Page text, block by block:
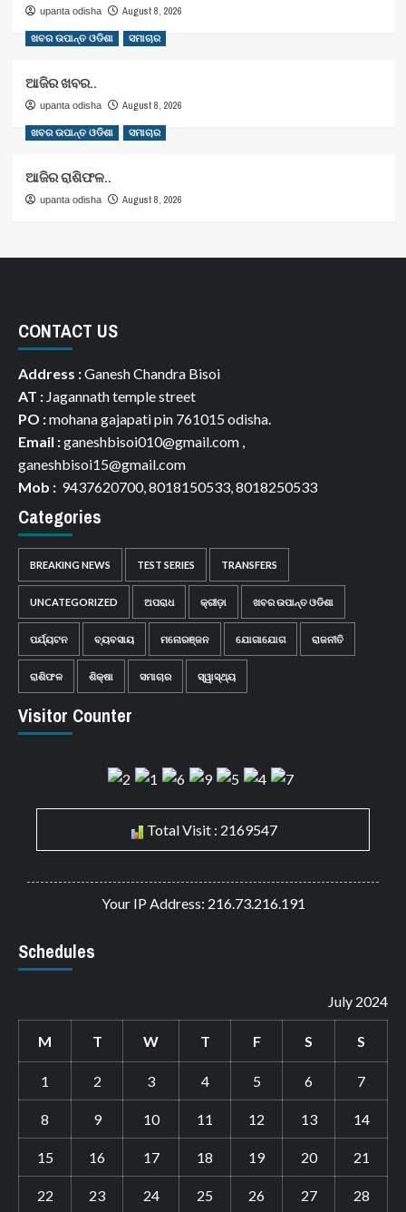
upanta odisha August 8, 2026
ଖବର ଉପାନ୍ତ ଓଡିଶା ସମାଚାର
ଆଜିର ଖବର..
upanta odisha August 8, 2026
ଖବର ଉପାନ୍ତ ଓଡିଶା ସମାଚାର
ଆଜିର ରାଶିଫଳ..
upanta odisha August 8, 2026
CONTACT US
Address :Ganesh Chandra Bisoi
AT : Jagannath temple street
PO :mohana gajapati pin 761015 odisha.
Email :ganeshbisoi010@gmail.com ,
ganeshbisoi15@gmail.com
Mob : 9437620700, 8018150533, 8018250533
Categories
BREAKING NEWS TEST SERIES TRANSFERS
UNCATEGORIZED ଅପରାଧ କ୍ରୀଡ଼ା ଖବର ଉପାନ୍ତ ଓଡିଶା
ପର୍ଯ୍ୟଟନ ବ୍ୟବସାୟ ମନୋରଞ୍ଜନ ଯୋଗାଯୋଗ ରାଜନୀତି
ରାଶିଫଳ ଶିକ୍ଷା ସମାଚାର ସ୍ୱାସ୍ଥ୍ୟ
Visitor Counter
Total Visit : 2169547
Your IP Address: 216.73.216.191
Schedules
July 2024
M T W T F S S
1 2 3 4 5 6 7
8 9 10 11 12 13 14
15 16 17 18 19 20 21
22 23 24 25 26 27 28